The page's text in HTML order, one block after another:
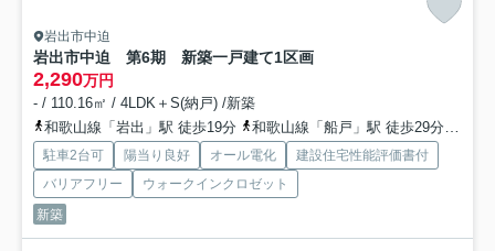
岩出市中迫
岩出市中迫 第6期 新築一戸建て1区画
2,290万円
- / 110.16㎡ / 4LDK＋S(納戸) /新築
和歌山線「岩出」駅 徒歩19分
和歌山線「船戸」駅 徒歩29分
駐車2台可 陽当り良好 オール電化
建設住宅性能評価書付
バリアフリー
ウォークインクロゼット
新築